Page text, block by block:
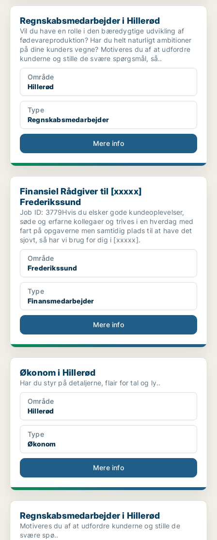
Regnskabsmedarbejder i Hillerød
Regnskabsmedarbejder i Hillerød
Vil du have en rolle i den bæredygtige udvikling af
fødevareproduktion? Har du helt naturligt ambitioner
på dine kunders vegne? Motiveres du af at udfordre
kunderne og stille de svære spørgsmål, så..
Område
Hillerød
Type
Regnskabsmedarbejder
Mere info
Finansiel Rådgiver til [xxxxx] Frederikssund
Finansiel Rådgiver til [xxxxx]
Frederikssund
Job ID: 3779Hvis du elsker gode kundeoplevelser,
søde og erfarne kollegaer og trives i en hverdag med
fart på opgaverne men samtidig plads til at have det
sjovt, så har vi brug for dig i [xxxxx].
Område
Frederikssund
Type
Finansmedarbejder
Mere info
Økonom i Hillerød
Økonom i Hillerød
Har du styr på detaljerne, flair for tal og ly..
Område
Hillerød
Type
Økonom
Mere info
Regnskabsmedarbejder i Hillerød
Regnskabsmedarbejder i Hillerød
Motiveres du af at udfordre kunderne og stille de
svære spø..